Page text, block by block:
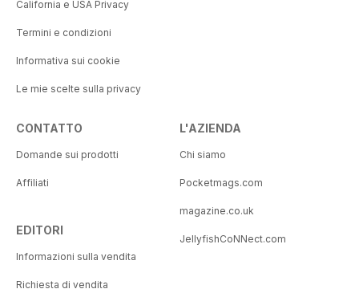
California e USA Privacy
Termini e condizioni
Informativa sui cookie
Le mie scelte sulla privacy
CONTATTO
Domande sui prodotti
Affiliati
EDITORI
Informazioni sulla vendita
Richiesta di vendita
L'AZIENDA
Chi siamo
Pocketmags.com
magazine.co.uk
JellyfishCoNNect.com